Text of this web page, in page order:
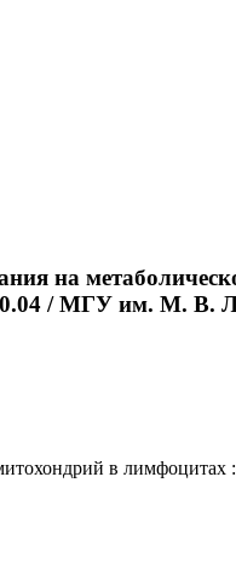
на
/ МГУ им. М. В.
в лимфоцитах